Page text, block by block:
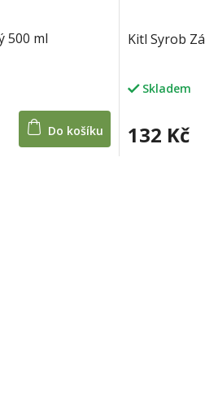
500 ml
Do košíku
Kitl Syrob
Skladem
132 Kč